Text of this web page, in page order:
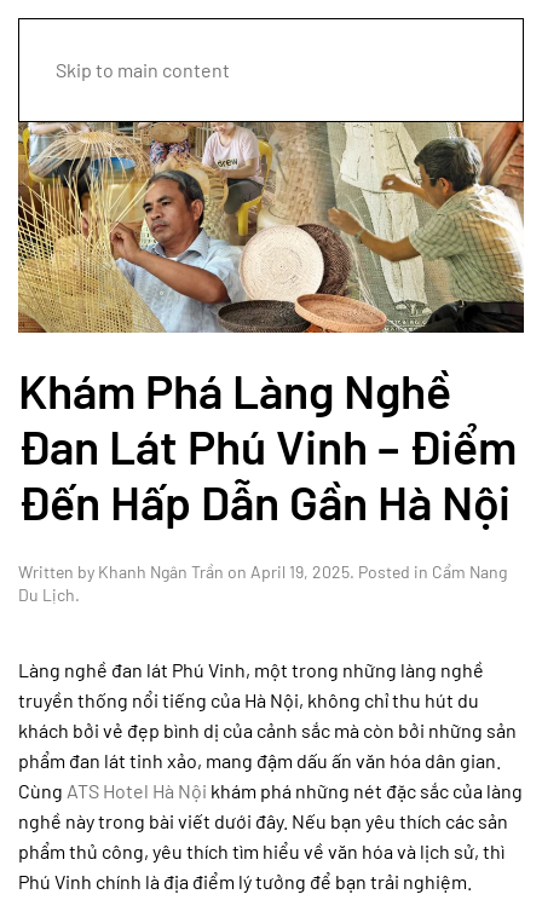
Skip to main content
Khám Phá Làng Nghề
Đan Lát Phú Vinh – Điểm
Đến Hấp Dẫn Gần Hà Nội
Written by Khanh Ngân Trần on April 19, 2025. Posted in Cẩm Nang
Du Lịch.
Làng nghề đan lát Phú Vinh, một trong những làng nghề
truyền thống nổi tiếng của Hà Nội, không chỉ thu hút du
khách bởi vẻ đẹp bình dị của cảnh sắc mà còn bởi những sản
phẩm đan lát tinh xảo, mang đậm dấu ấn văn hóa dân gian.
Cùng ATS Hotel Hà Nội khám phá những nét đặc sắc của làng
nghề này trong bài viết dưới đây. Nếu bạn yêu thích các sản
phẩm thủ công, yêu thích tìm hiểu về văn hóa và lịch sử, thì
Phú Vinh chính là địa điểm lý tưởng để bạn trải nghiệm.